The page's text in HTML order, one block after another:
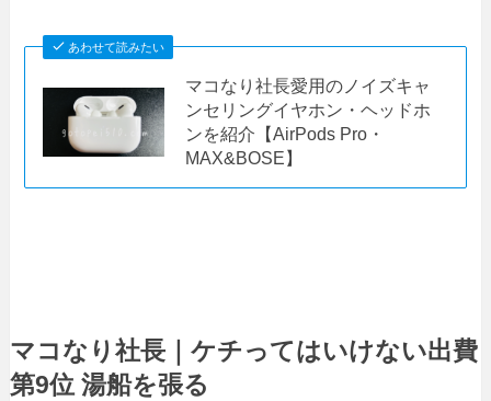
あわせて読みたい
マコなり社長愛用のノイズキャ
ンセリングイヤホン・ヘッドホ
ンを紹介【AirPods Pro・
MAX&BOSE】
マコなり社長｜ケチってはいけない出費
第9位 湯船を張る